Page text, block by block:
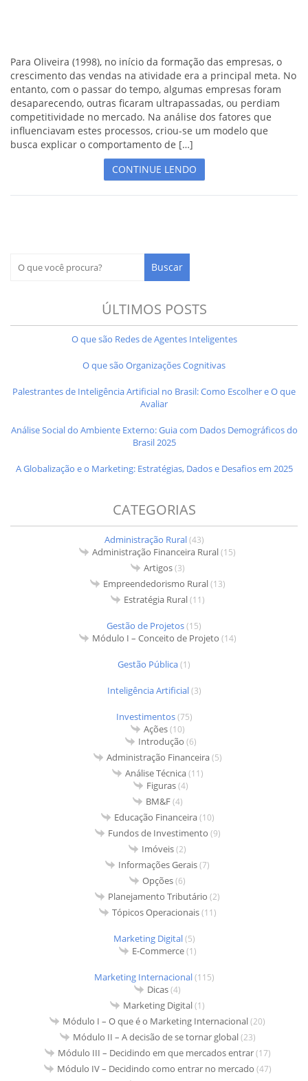
Para Oliveira (1998), no início da formação das empresas, o
crescimento das vendas na atividade era a principal meta. No
entanto, com o passar do tempo, algumas empresas foram
desaparecendo, outras ficaram ultrapassadas, ou perdiam
competitividade no mercado. Na análise dos fatores que
influenciavam estes processos, criou-se um modelo que
busca explicar o comportamento de […]
CONTINUE LENDO
ÚLTIMOS POSTS
O que são Redes de Agentes Inteligentes
O que são Organizações Cognitivas
Palestrantes de Inteligência Artificial no Brasil: Como Escolher e O que
Avaliar
Análise Social do Ambiente Externo: Guia com Dados Demográficos do
Brasil 2025
A Globalização e o Marketing: Estratégias, Dados e Desafios em 2025
CATEGORIAS
Administração Rural(43)
Administração Financeira Rural(15)
Artigos(3)
Empreendedorismo Rural(13)
Estratégia Rural(11)
Gestão de Projetos(15)
Módulo I – Conceito de Projeto (14)
Gestão Pública(1)
Inteligência Artificial(3)
Investimentos(75)
Ações(10)
Introdução (6)
Administração Financeira(5)
Análise Técnica(11)
Figuras(4)
BM&F(4)
Educação Financeira(10)
Fundos de Investimento (9)
Imóveis(2)
Informações Gerais(7)
Opções(6)
Planejamento Tributário (2)
Tópicos Operacionais(11)
Marketing Digital(5)
E-Commerce(1)
Marketing Internacional(115)
Dicas(4)
Marketing Digital(1)
Módulo I – O que é o Marketing Internacional(20)
Módulo II – A decisão de se tornar global(23)
Módulo III – Decidindo em que mercados entrar(17)
Módulo IV – Decidindo como entrar no mercado (47)